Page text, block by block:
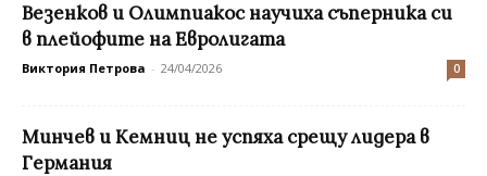
Везенков и Олимпиакос научиха съперника си
в плейофите на Евролигата
Виктория Петрова - 24/04/2026 0
Минчев и Кемниц не успяха срещу лидера в
Германия